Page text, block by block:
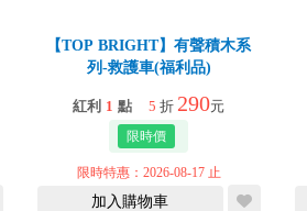
【TOP BRIGHT】有聲積木系
列-救護車(福利品)
紅利 1 點 5 折 290元
限時特惠：2026-08-17 止
加入購物車